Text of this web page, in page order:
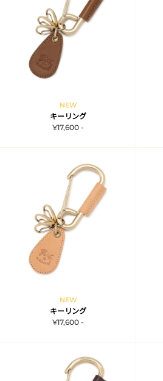
NEW
キーリング
¥17,600 -
NEW
キーリング
¥17,600 -